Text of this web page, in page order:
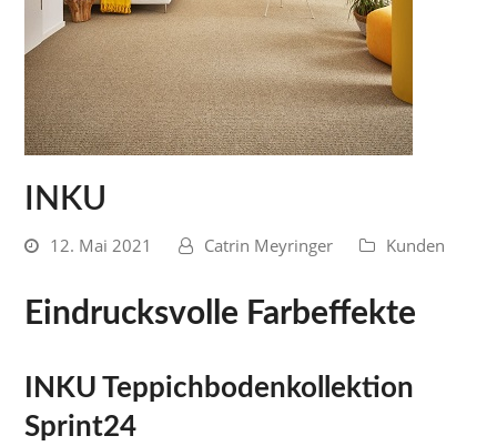
INKU
12. Mai 2021 Catrin Meyringer Kunden
Eindrucksvolle Farbeffekte
INKU Teppichbodenkollektion
Sprint24